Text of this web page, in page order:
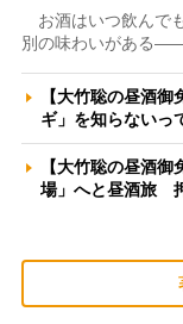
お酒はいつ飲んで
別の味わいがある
【大竹聡の昼酒
ギ」を知らない
【大竹聡の昼酒
場」へと昼酒旅